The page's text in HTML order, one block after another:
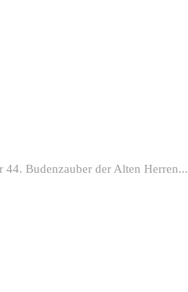
44. Budenzauber der Alten Herren...